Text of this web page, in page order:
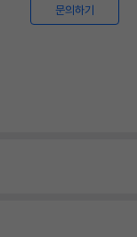
문의하기